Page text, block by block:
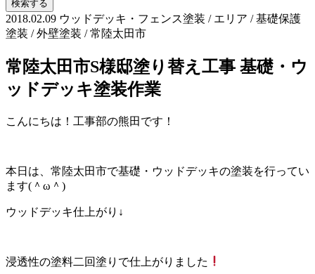
2018.02.09 ウッドデッキ・フェンス塗装 / エリア / 基礎保護
塗装 / 外壁塗装 / 常陸太田市
常陸太田市S様邸塗り替え工事 基礎・ウ
ッドデッキ塗装作業
こんにちは！工事部の熊田です！
本日は、常陸太田市で基礎・ウッドデッキの塗装を行ってい
ます(＾ω＾)
ウッドデッキ仕上がり↓
浸透性の塗料二回塗りで仕上がりました